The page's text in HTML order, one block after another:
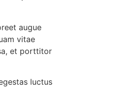
augue
vitae
et porttitor
luctus